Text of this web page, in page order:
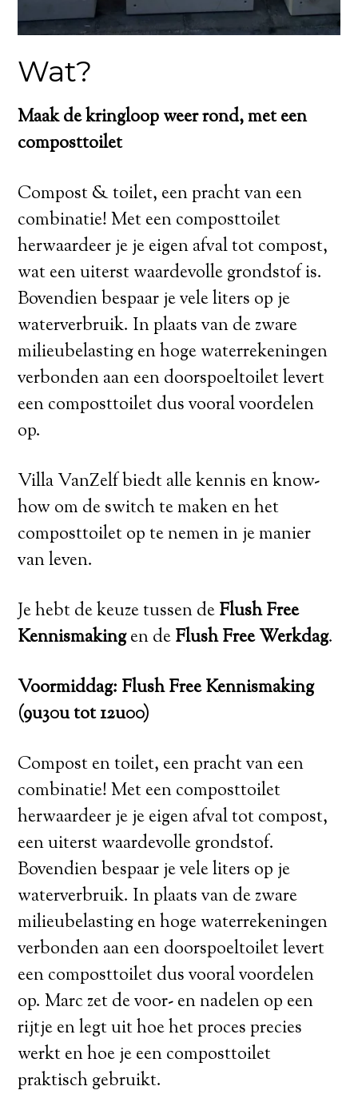
Wat?
Maak de kringloop weer rond, met een
composttoilet
Compost & toilet, een pracht van een
combinatie! Met een composttoilet
herwaardeer je je eigen afval tot compost,
wat een uiterst waardevolle grondstof is.
Bovendien bespaar je vele liters op je
waterverbruik. In plaats van de zware
milieubelasting en hoge waterrekeningen
verbonden aan een doorspoeltoilet levert
een composttoilet dus vooral voordelen
op.
Villa VanZelf biedt alle kennis en know-
how om de switch te maken en het
composttoilet op te nemen in je manier
van leven.
Je hebt de keuze tussen deFlush Free
Kennismakingen deFlush Free Werkdag.
Voormiddag: Flush Free Kennismaking
(9u30u tot 12u00)
Compost en toilet, een pracht van een
combinatie! Met een composttoilet
herwaardeer je je eigen afval tot compost,
een uiterst waardevolle grondstof.
Bovendien bespaar je vele liters op je
waterverbruik. In plaats van de zware
milieubelasting en hoge waterrekeningen
verbonden aan een doorspoeltoilet levert
een composttoilet dus vooral voordelen
op. Marc zet de voor- en nadelen op een
rijtje en legt uit hoe het proces precies
werkt en hoe je een composttoilet
praktisch gebruikt.